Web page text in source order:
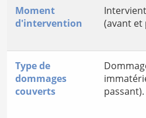
Moment
d'intervention
Intervient
(avant et
Type de
dommages
couverts
passant).